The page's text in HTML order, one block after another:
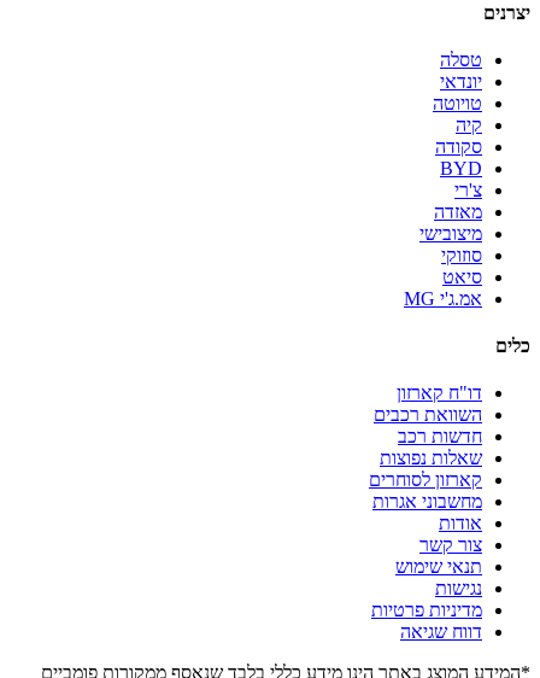
יצרנים
טסלה
יונדאי
טויוטה
קיה
סקודה
BYD
צ'רי
מאזדה
מיצובישי
סוזוקי
סיאט
אמ.ג'י MG
כלים
דו"ח קארזון
השוואת רכבים
חדשות רכב
שאלות נפוצות
קארזון לסוחרים
מחשבוני אגרות
אודות
צור קשר
תנאי שימוש
נגישות
מדיניות פרטיות
דווח שגיאה
*המידע המוצג באתר הינו מידע כללי בלבד שנאסף ממקורות פומביים